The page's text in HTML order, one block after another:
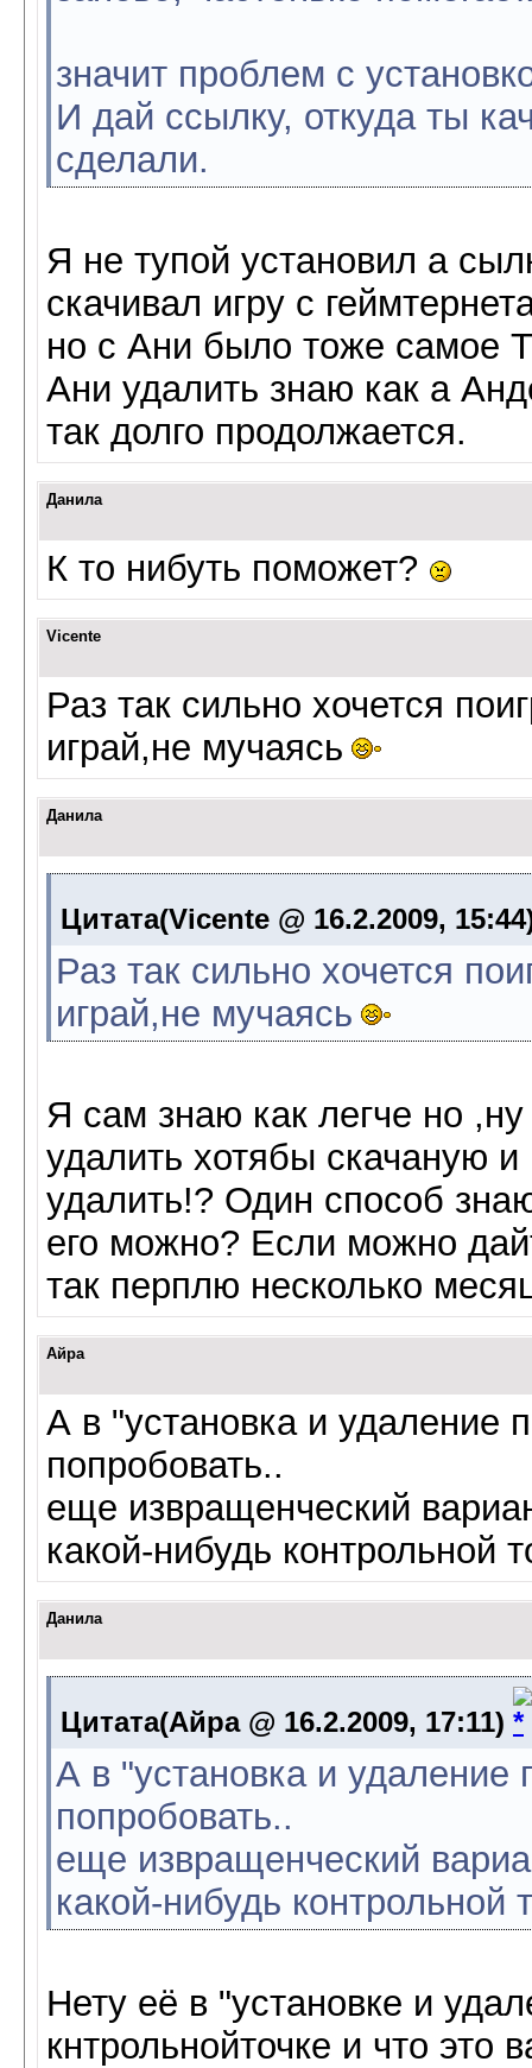
значит проблем с
И дай ссылку, откуда ты
сделали.
Я не тупой установил а
скачивал игру с
но с Ани было тоже самое
Ани удалить знаю как а
так долго продолжается.
Данила
К то нибуть поможет?
Vicente
Раз так сильно хочется
играй,не мучаясь
Данила
Цитата(Vicente @ 16.2.2009,
Раз так сильно хочется
играй,не мучаясь
Я сам знаю как легче но
удалить хотябы скачаную
удалить!? Один способ
его можно? Если можно
так перплю несколько
Айра
А в "установка и удаление
попробовать..
еще извращенческий
какой-нибудь контрольной
Данила
Цитата(Айра @ 16.2.2009, 17:11)
А в "установка и удаление
попробовать..
еще извращенческий
какой-нибудь контрольной
Нету её в "установке и
кнтрольнойточке и что это